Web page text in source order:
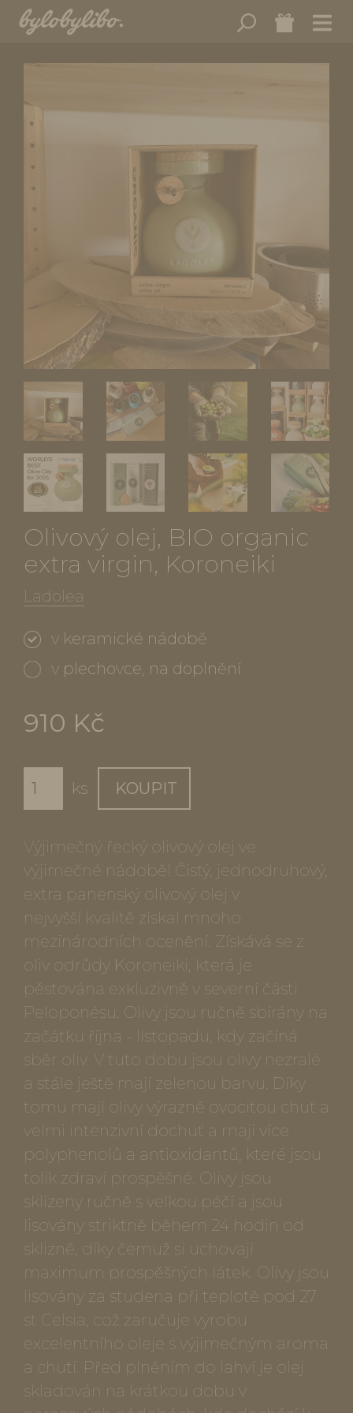
Olivový olej, BIO organic
extra virgin, Koroneiki
Ladolea
v keramické nádobě
v plechovce, na doplnění
910 Kč
ks KOUPIT
Výjimečný řecký olivový olej ve
výjimečné nádobě! Čistý, jednodruhový,
extra panenský olivový olej v
nejvyšší kvalitě získal mnoho
mezinárodních ocenění. Získává se z
oliv odrůdy Koroneiki, která je
pěstována exkluzivně v severní části
Peloponésu. Olivy jsou ručně sbírány na
začátku října - listopadu, kdy začíná
sběr oliv. V tuto dobu jsou olivy nezralé
a stále ještě mají zelenou barvu. Díky
tomu mají olivy výrazně ovocitou chuť a
velmi intenzivní dochuť a mají více
polyphenolů a antioxidantů, které jsou
tolik zdraví prospěšné. Olivy jsou
sklízeny ručně s velkou péčí a jsou
lisovány striktně během 24 hodin od
sklizně, díky čemuž si uchovají
maximum prospěšných látek. Olivy jsou
lisovány za studena při teplotě pod 27
st Celsia, což zaručuje výrobu
excelentního oleje s výjimečným aroma
a chutí. Před plněním do lahví je olej
skladován na krátkou dobu v